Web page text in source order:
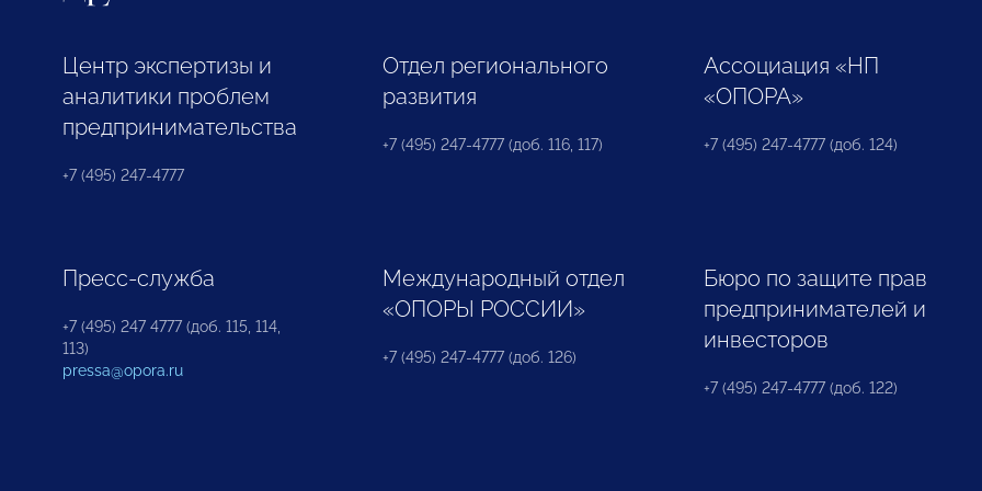
Центр экспертизы и
аналитики проблем
предпринимательства
+7 (495) 247-4777
Отдел регионального
развития
+7 (495) 247-4777 (доб. 116, 117)
Ассоциация «НП
«ОПОРА»
+7 (495) 247-4777 (доб. 124)
Пресс-служба
+7 (495) 247 4777 (доб. 115, 114,
113)
pressa@opora.ru
Международный отдел
«ОПОРЫ РОССИИ»
+7 (495) 247-4777 (доб. 126)
Бюро по защите прав
предпринимателей и
инвесторов
+7 (495) 247-4777 (доб. 122)